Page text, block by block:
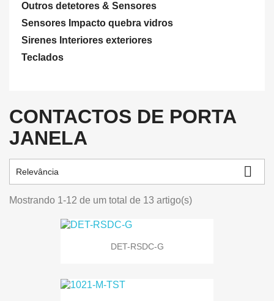
Outros detetores & Sensores
Sensores Impacto quebra vidros
Sirenes Interiores exteriores
Teclados
CONTACTOS DE PORTA
JANELA
Relevância 
Mostrando 1-12 de um total de 13 artigo(s)
DET-RSDC-G